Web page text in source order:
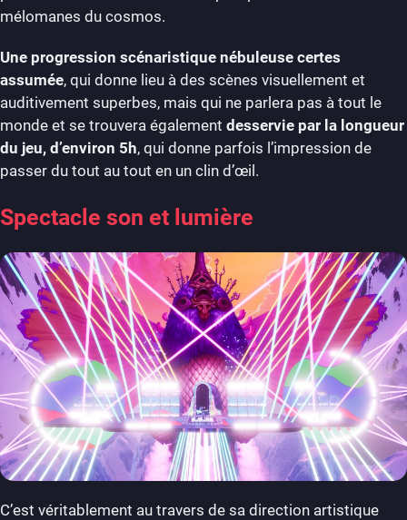
mélomanes du cosmos.
Une progression scénaristique nébuleuse certes
assumée, qui donne lieu à des scènes visuellement et
auditivement superbes, mais qui ne parlera pas à tout le
monde et se trouvera également desservie par la longueur
du jeu, d’environ 5h, qui donne parfois l’impression de
passer du tout au tout en un clin d’œil.
Spectacle son et lumière
C’est véritablement au travers de sa direction artistique